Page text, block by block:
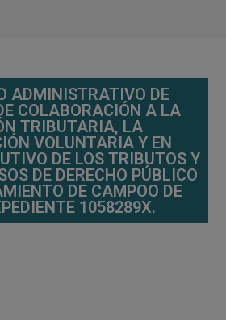
ADMINISTRATIVO DE
COLABORACIÓN A LA
TRIBUTARIA, LA
VOLUNTARIA Y EN
DE LOS TRIBUTOS Y
DE DERECHO PÚBLICO
DE CAMPOO DE
1058289X.